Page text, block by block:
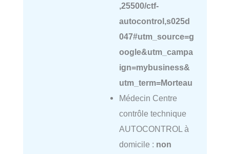
,25500/ctf-
autocontrol,s025d
047#utm_source=g
oogle&utm_campa
ign=mybusiness&
utm_term=Morteau
Médecin Centre
contrôle technique
AUTOCONTROL à
domicile : non